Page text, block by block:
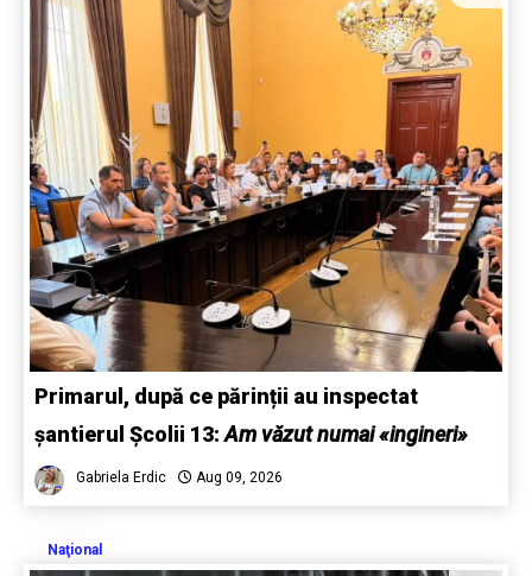
Primarul, după ce părinții au inspectat
șantierul Școlii 13:Am văzut numai «ingineri»
Gabriela Erdic Aug 09, 2026
Naţional